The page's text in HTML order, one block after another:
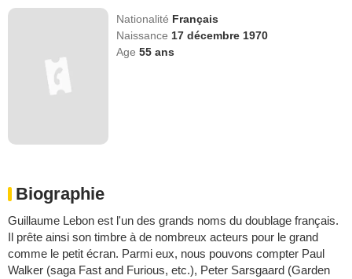
Nationalité Français
Naissance 17 décembre 1970
Age55 ans
Biographie
Guillaume Lebon est l'un des grands noms du doublage français.
Il prête ainsi son timbre à de nombreux acteurs pour le grand
comme le petit écran. Parmi eux, nous pouvons compter Paul
Walker (saga Fast and Furious, etc.), Peter Sarsgaard (Garden